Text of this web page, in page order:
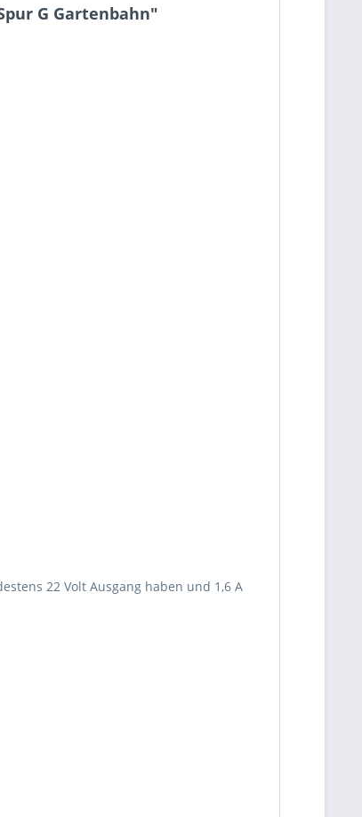
G Gartenbahn"
22 Volt Ausgang haben und 1,6 A